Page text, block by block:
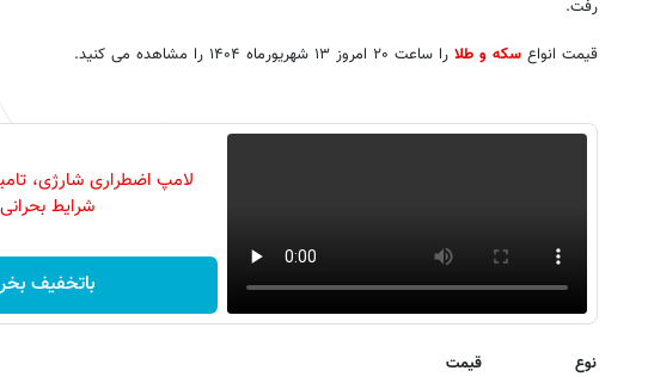
رفت.
قیمت انواع سکه و طلا را ساعت ۲۰ امروز ۱۳ شهریورماه ۱۴۰۴ را مشاهده می کنید.
لامپ اضطراری شارژی،
شرایط بحرانی
باتخفیف بخر
نوع قیمت